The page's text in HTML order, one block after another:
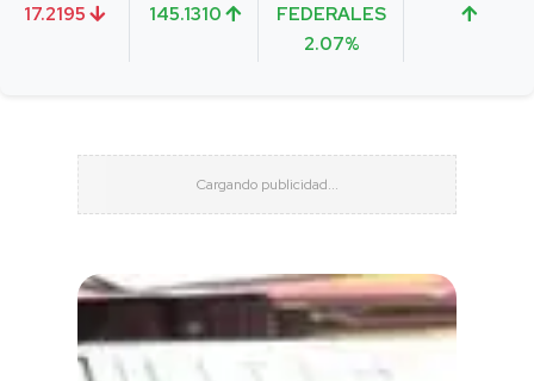
17.2195
145.1310
FEDERALES
2.07%